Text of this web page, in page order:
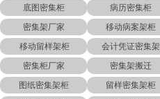
底图密集柜
病历密集柜
密集架厂家
移动病案架柜
移动留样架柜
会计凭证密集架
密集柜厂家
密集架搬迁
图纸密集架柜
留样密集架柜